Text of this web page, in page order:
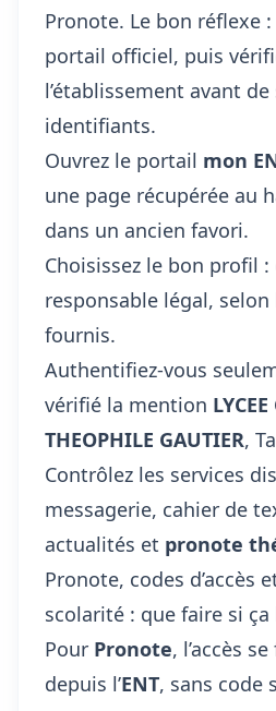
Pronote. Le bon réflexe
portail officiel, puis
l’établissement avant de
identifiants.
Ouvrez le portail mon
une page récupérée au
dans un ancien favori.
Choisissez le bon profil
responsable légal,
fournis.
Authentifiez-vous
vérifié la mention
THEOPHILE GAUTIER,
Contrôlez les services
messagerie, cahier de
actualités et pronote
Pronote, codes d’accès
scolarité : que faire si ça
Pour Pronote, l’accès
depuis l’ENT, sans code